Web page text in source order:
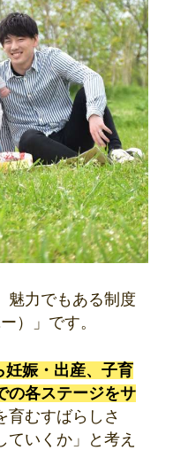
魅力でもある制度
）」です。
妊娠・出産、子育
の各ステージをサ
育むすばらしさ
ていくか」と考え